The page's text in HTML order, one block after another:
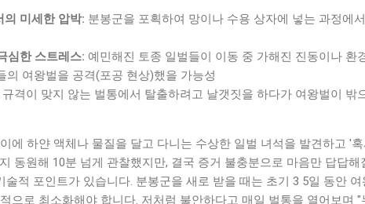
의 미세한 압박: 분봉군을 포획하여 망이나 수용 상자에 넣는 과정에
심한 스트레스: 예민해진 토종 일벌들이 이동 중 가해진 진동이나 환
의 여왕벌을 공격(포공 현상)했을 가능성
규격이 맞지 않는 벌통에서 탈출하려고 날갯짓을 하다가 여왕벌이 밖
에 하얀 액체나 물질을 달고 다니는 수상한 일벌 녀석을 발견하고 '
동원해 10분 넘게 관찰했지만, 결국 증거 불충분으로 마음만 답답
술적 포인트가 있습니다. 분봉군을 새로 받을 때는 초기 3 5일 동안
으로 최소화해야 합니다. 저처럼 불안하다고 매일 벌통을 열어보며